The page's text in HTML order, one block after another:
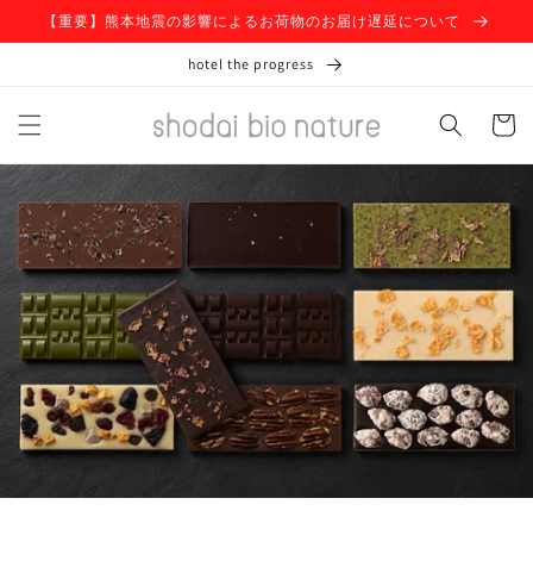
ンツに
進む
【重要】熊本地震の影響によるお荷物のお届け遅延について
hotel the progress
ー